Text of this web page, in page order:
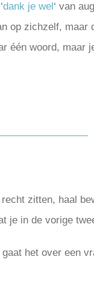
dank je wel‘ van
op zichzelf,
één woord, maar
zitten, haal
in de vorige
gaat het over